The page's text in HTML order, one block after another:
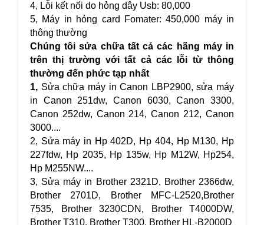
4, Lỗi kết nối do hỏng dây Usb: 80,000
5, Máy in hỏng card Fomater: 450,000 máy in
thông thường
Chúng tôi sửa chữa tất cả các hãng máy in
trên thị trường với tất cả các lỗi từ thông
thường đến phức tạp nhất
1, Sửa chữa máy in Canon LBP2900, sửa máy
in Canon 251dw, Canon 6030, Canon 3300,
Canon 252dw, Canon 214, Canon 212, Canon
3000....
2, Sửa máy in Hp 402D, Hp 404, Hp M130, Hp
227fdw, Hp 2035, Hp 135w, Hp M12W, Hp254,
Hp M255NW....
3, Sửa máy in Brother 2321D, Brother 2366dw,
Brother 2701D, Brother MFC-L2520,Brother
7535, Brother 3230CDN, Brother T4000DW,
Brother T310, Brother T300, Brother HL-B2000D